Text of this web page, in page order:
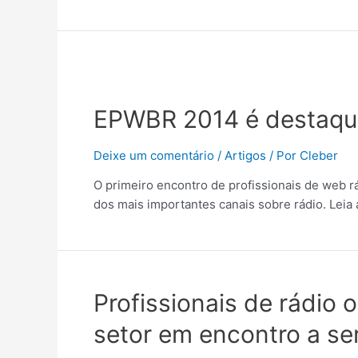
EPWBR 2014 é
Deixe um comentário / Artigos / Por Cleber
O primeiro encontro de profissionais de web
dos mais importantes canais sobre rádio.
Profissionais de rádio
setor em encontro a